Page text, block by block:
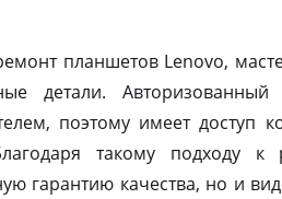
планшетов Lenovo,
детали.
поэтому имеет доступ
такому подходу
гарантию качества, но и